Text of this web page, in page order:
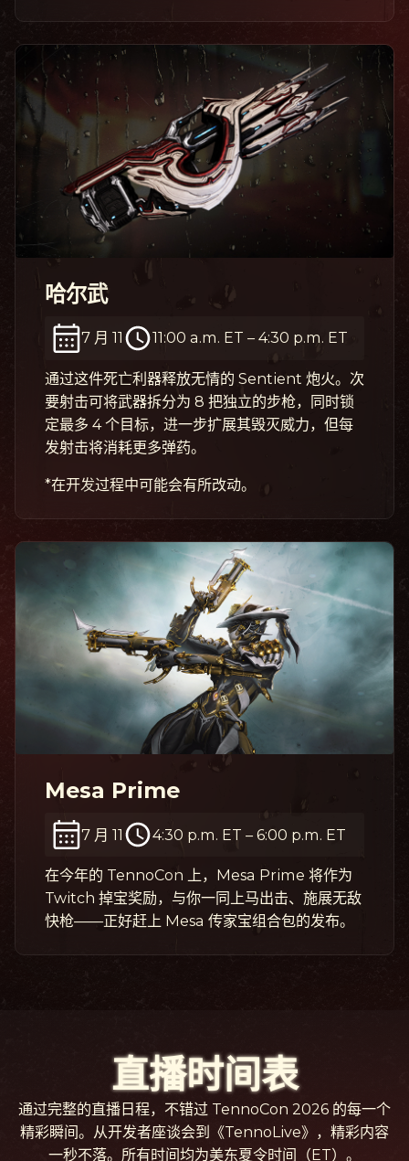
哈尔武
7 月 11 11:00 a.m. ET – 4:30 p.m. ET
通过这件死亡利器释放无情的 Sentient 炮火。次
要射击可将武器拆分为 8 把独立的步枪，同时锁
定最多 4 个目标，进一步扩展其毁灭威力，但每
发射击将消耗更多弹药。
*在开发过程中可能会有所改动。
Mesa Prime
7 月 11 4:30 p.m. ET – 6:00 p.m. ET
在今年的 TennoCon 上，Mesa Prime 将作为
Twitch 掉宝奖励，与你一同上马出击、施展无敌
快枪——正好赶上 Mesa 传家宝组合包的发布。
直播时间表
通过完整的直播日程，不错过 TennoCon 2026 的每一个
精彩瞬间。从开发者座谈会到《TennoLive》，精彩内容
一秒不落。所有时间均为美东夏令时间（ET）。